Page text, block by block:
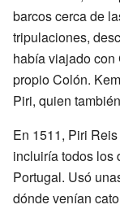
barcos cerca de
tripulaciones,
había viajado
propio Colón.
Piri, quien
En 1511, Piri
incluiría todos los
Portugal. Usó
dónde venían